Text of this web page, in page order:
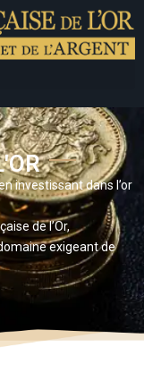
investissant dans l’or
de l’Or,
exigeant de